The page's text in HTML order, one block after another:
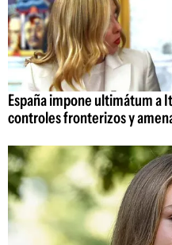
España impone ultimátum a
controles fronterizos y